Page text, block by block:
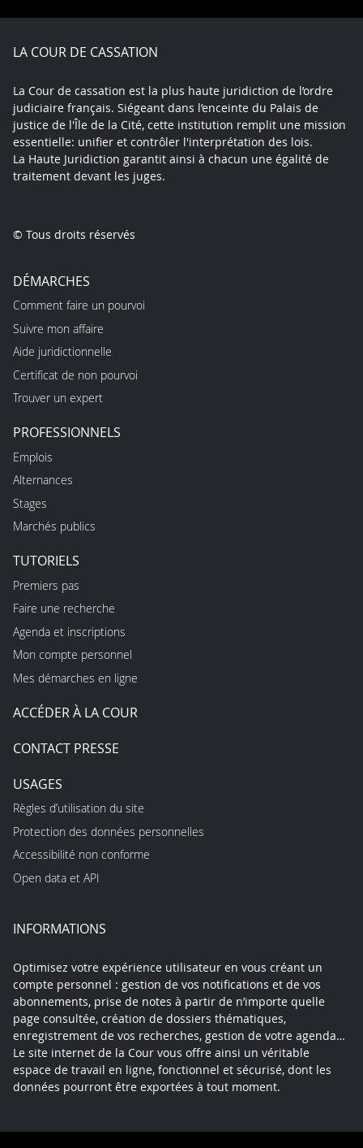
X
FacebookYoutubeLinkedInInstagram
LA COUR DE CASSATION
La Cour de cassation est la plus haute juridiction de l’ordre
judiciaire français. Siégeant dans l’enceinte du Palais de
justice de l'Île de la Cité, cette institution remplit une mission
essentielle: unifier et contrôler l'interprétation des lois.
La Haute Juridiction garantit ainsi à chacun une égalité de
traitement devant les juges.
© Tous droits réservés
DÉMARCHES
Comment faire un pourvoi
Suivre mon affaire
Aide juridictionnelle
Certificat de non pourvoi
Trouver un expert
PROFESSIONNELS
Emplois
Alternances
Stages
Marchés publics
TUTORIELS
Premiers pas
Faire une recherche
Agenda et inscriptions
Mon compte personnel
Mes démarches en ligne
ACCÉDER À LA COUR
CONTACT PRESSE
USAGES
Règles d’utilisation du site
Protection des données personnelles
Accessibilité non conforme
Open data et API
INFORMATIONS
Optimisez votre expérience utilisateur en vous créant un
compte personnel : gestion de vos notifications et de vos
abonnements, prise de notes à partir de n’importe quelle
page consultée, création de dossiers thématiques,
enregistrement de vos recherches, gestion de votre agenda…
Le site internet de la Cour vous offre ainsi un véritable
espace de travail en ligne, fonctionnel et sécurisé, dont les
données pourront être exportées à tout moment.